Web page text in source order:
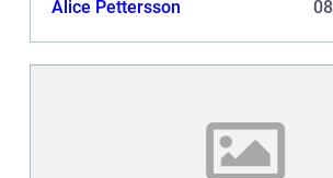
Alice Pettersson